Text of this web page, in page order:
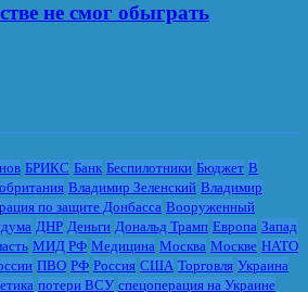
не смог обыграть
БРИКС Банк Беспилотники Бюджет В
Владимир Зеленский Владимир
по защите Донбасса Вооруженный
ДНР Деньги Дональд Трамп Европа Запад
МИД РФ Медицина Москва Москве НАТО
ПВО РФ Россия США Торговля Украина
потери ВСУ спецоперация на Украине